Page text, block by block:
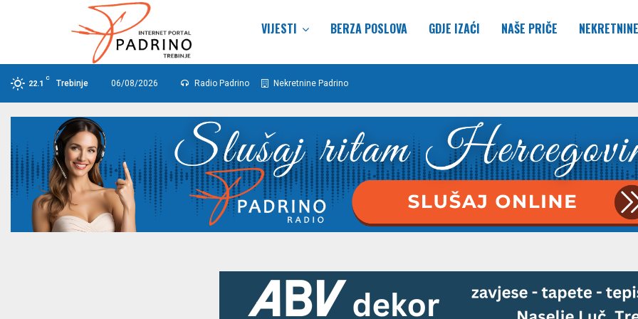
VIJESTI BERZA POSLOVA GDJE IZAĆI NAŠE PRIČE NEKRETNINE
22.1
C
Trebinje 06/08/2026 Radio Padrino Nekretnine Padrino